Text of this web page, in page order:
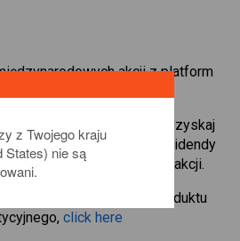
akcji z platform
CFD od Ainvesting.
CFD w
. Uzyskaj
i otrzymuj dywidendy
rzeczywistego posiadania akcji.
na temat tego produktu
click here
z Twojego kraju
States) nie są